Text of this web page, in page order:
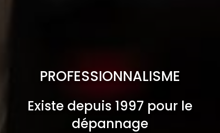
PROFESSIONNALISME
Existe depuis 1997 pour le
dépannage